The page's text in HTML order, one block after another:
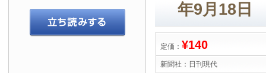
年9月18日
定価： ¥140
新聞社： 日刊現代